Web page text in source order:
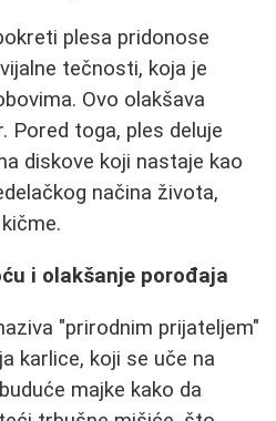
plesa pridonose
tečnosti, koja je
Ovo olakšava
Pored toga, ples deluje
diskove koji nastaje kao
načina života,
i olakšanje porođaja
"prirodnim prijateljem"
karlice, koji se uče na
majke kako da